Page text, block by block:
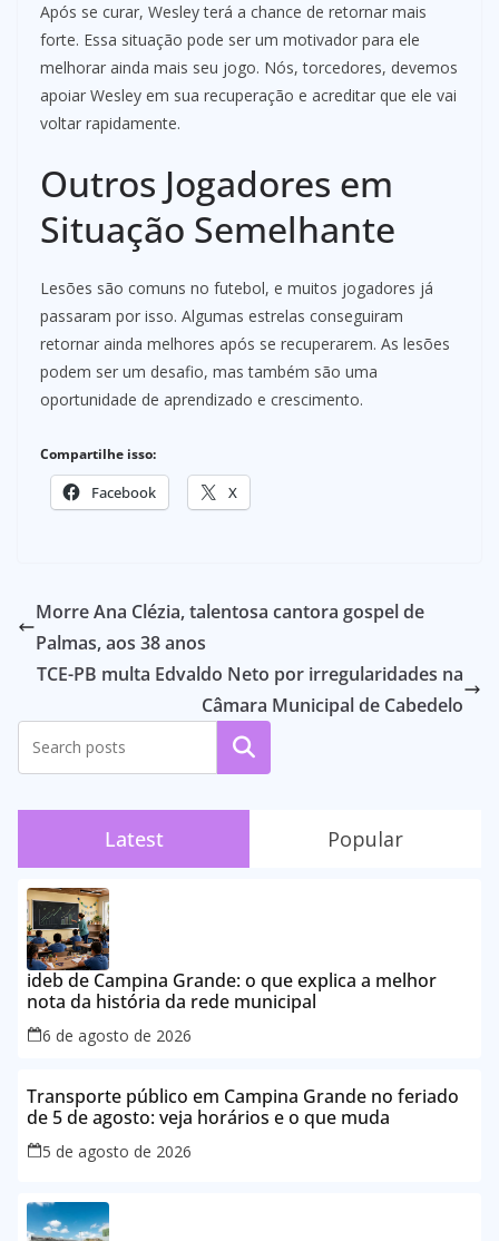
Após se curar, Wesley terá a chance de retornar mais
forte. Essa situação pode ser um motivador para ele
melhorar ainda mais seu jogo. Nós, torcedores, devemos
apoiar Wesley em sua recuperação e acreditar que ele vai
voltar rapidamente.
Outros Jogadores em
Situação Semelhante
Lesões são comuns no futebol, e muitos jogadores já
passaram por isso. Algumas estrelas conseguiram
retornar ainda melhores após se recuperarem. As lesões
podem ser um desafio, mas também são uma
oportunidade de aprendizado e crescimento.
Compartilhe isso:
Facebook X
Morre Ana Clézia, talentosa cantora gospel de
Palmas, aos 38 anos
TCE-PB multa Edvaldo Neto por irregularidades na
Câmara Municipal de Cabedelo
Pesquisar
Latest Popular
ideb de Campina Grande: o que explica a melhor
nota da história da rede municipal
6 de agosto de 2026
Transporte público em Campina Grande no feriado
de 5 de agosto: veja horários e o que muda
5 de agosto de 2026